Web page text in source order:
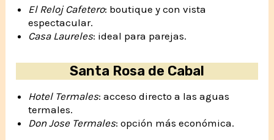
El Reloj Cafetero: boutique y con vista
espectacular.
Casa Laureles: ideal para parejas.
Santa Rosa de Cabal
Hotel Termales: acceso directo a las aguas
termales.
Don Jose Termales: opción más económica.